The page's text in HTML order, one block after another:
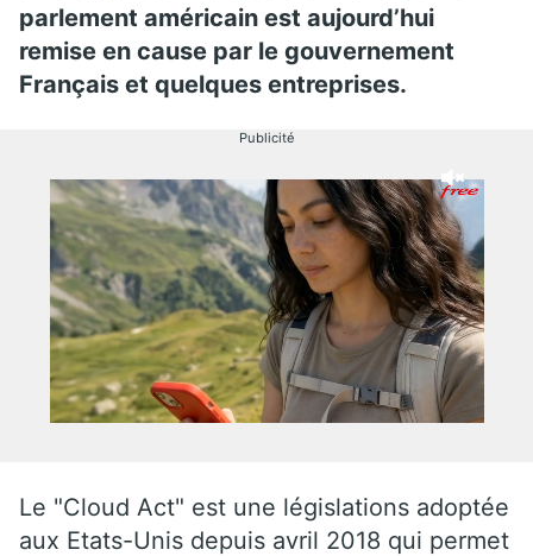
parlement américain est aujourd’hui
remise en cause par le gouvernement
Français et quelques entreprises.
Publicité
Le "Cloud Act" est une législations adoptée
aux Etats-Unis depuis avril 2018 qui permet